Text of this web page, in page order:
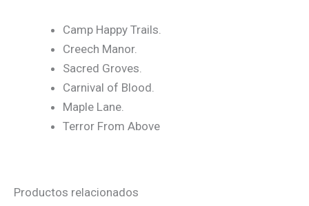
Camp Happy Trails.
Creech Manor.
Sacred Groves.
Carnival of Blood.
Maple Lane.
Terror From Above
Productos relacionados